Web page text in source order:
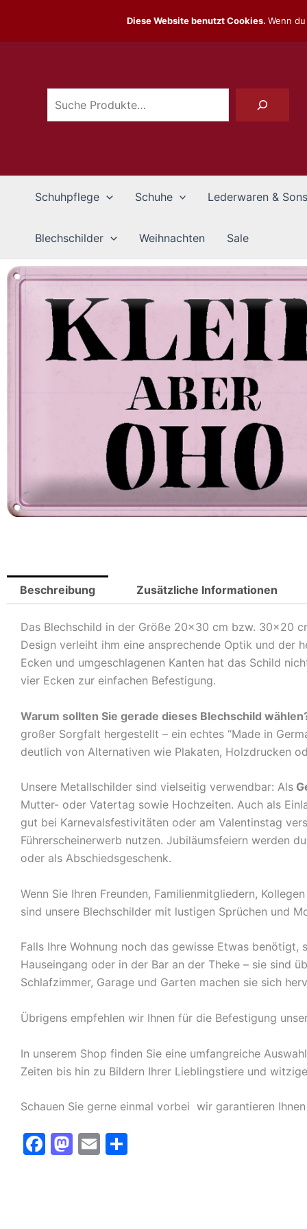
springen Suchen
Schuhpflege Schuhe Lederwaren &
Blechschilder Weihnachten Sale
Beschreibung Zusätzliche Informationen
Das Blechschild in der Größe 20×30 cm bzw. 30×20
Design verleiht ihm eine ansprechende Optik und der
Ecken und umgeschlagenen Kanten hat das Schild
vier Ecken zur einfachen Befestigung.
Warum sollten Sie gerade dieses Blechschild
großer Sorgfalt hergestellt – ein echtes “Made in
deutlich von Alternativen wie Plakaten, Holzdrucken
Unsere Metallschilder sind vielseitig verwendbar: Als
Mutter- oder Vatertag sowie Hochzeiten. Auch als
gut bei Karnevalsfestivitäten oder am Valentinstag
Führerscheinerwerb nutzen. Jubiläumsfeiern werden
oder als Abschiedsgeschenk.
Wenn Sie Ihren Freunden, Familienmitgliedern,
sind unsere Blechschilder mit lustigen Sprüchen und
Falls Ihre Wohnung noch das gewisse Etwas benötigt,
Hauseingang oder in der Bar an der Theke – sie sind
Schlafzimmer, Garage und Garten machen sie sich
Übrigens empfehlen wir Ihnen für die Befestigung
In unserem Shop finden Sie eine umfangreiche
Zeiten bis hin zu Bildern Ihrer Lieblingstiere und
Schauen Sie gerne einmal vorbei  wir garantieren
F
M E
Diese Website benutzt Cookies. Wenn